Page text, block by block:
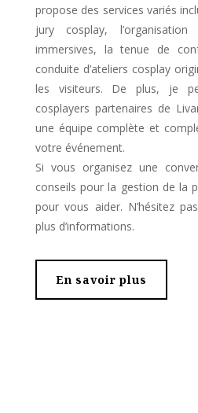
propose des services variés
jury cosplay, l’organisation
immersives, la tenue de
conduite d’ateliers cosplay
les visiteurs. De plus, je
cosplayers partenaires de
une équipe complète et
votre événement.
Si vous organisez une
conseils pour la gestion de la
pour vous aider. N’hésitez
plus d’informations.
En savoir plus